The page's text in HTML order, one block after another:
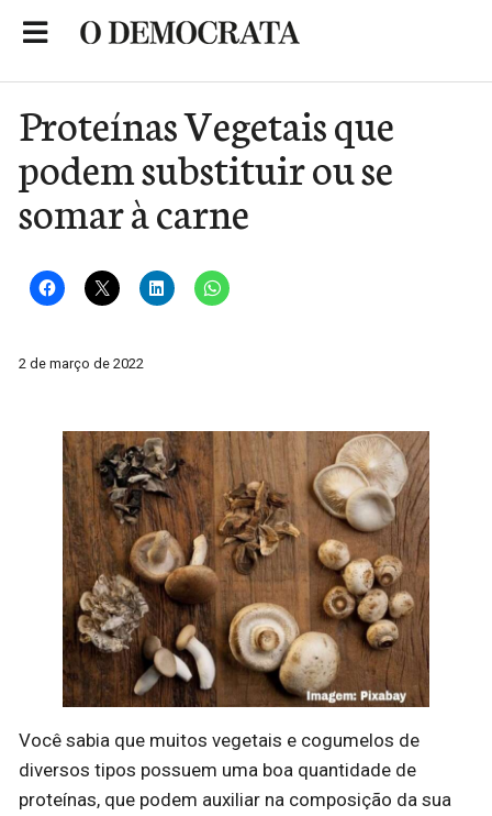
Proteínas Vegetais que
podem substituir ou se
somar à carne
2 de março de 2022
Você sabia que muitos vegetais e cogumelos de
diversos tipos possuem uma boa quantidade de
proteínas, que podem auxiliar na composição da sua